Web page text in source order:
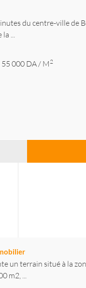
du centre-ville de
...
55 000 DA/ M 2
un terrain situé à la
m2, ...